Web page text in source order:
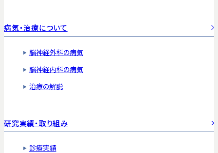
病気・治療について
脳神経外科の病気
脳神経内科の病気
治療の解説
研究実績・取り組み
診療実績